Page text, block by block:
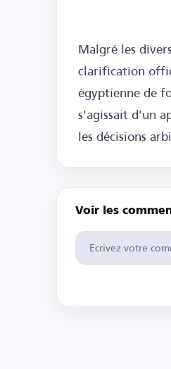
Malgré les
clarification
égyptienne de
s'agissait d'un
les décisions
Voir les